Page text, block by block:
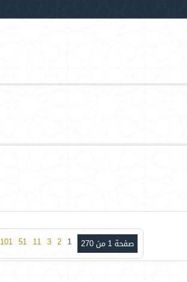
صفحة 1 من 270 1
2
3
11
51
101